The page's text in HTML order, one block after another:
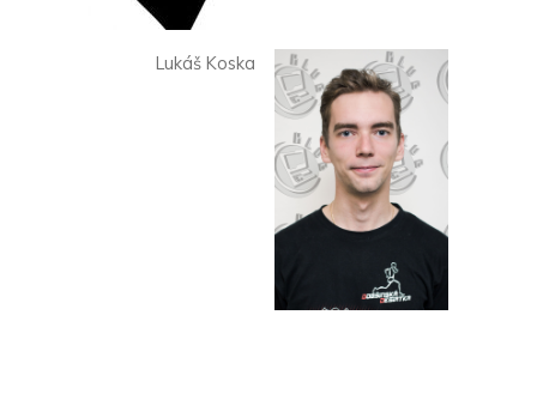
Lukáš Koska